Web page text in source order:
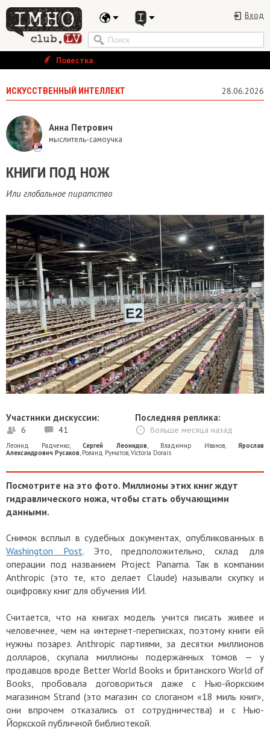
Вход
Повестка
ИСКУССТВЕННЫЙ ИНТЕЛЛЕКТ 28.06.2026
Анна Петрович
мыслитель-самоучка
КНИГИ ПОД НОЖ
Или глобальное пиратство
Участники дискуссии:
6 41
Последняя реплика:
больше месяца назад
Леонид Радченко ,Сергей Леонидов Владимир Иванов,Ярослав
Александрович Русаков Роланд Руматов Victoria Dorais
Посмотрите на это фото. Миллионы этих книг ждут
гидравлического ножа, чтобы стать обучающими
данными.
Снимок всплыл в судебных документах, опубликованных в
Washington Post. Это, предположительно, склад для
операции под названием Project Panama. Так в компании
Anthropic (это те, кто делает Claude) называли скупку и
оцифровку книг для обучения ИИ.
Считается, что на книгах модель учится писать живее и
человечнее, чем на интернет-переписках, поэтому книги ей
нужны позарез. Anthropic партиями, за десятки миллионов
долларов, скупала миллионы подержанных томов — у
продавцов вроде Better World Books и британского World of
Books, пробовала договориться даже с Нью-йоркским
магазином Strand (это магазин со слоганом «18 миль книг»,
они впрочем отказались от сотрудничества) и с Нью-
Йоркской публичной библиотекой.